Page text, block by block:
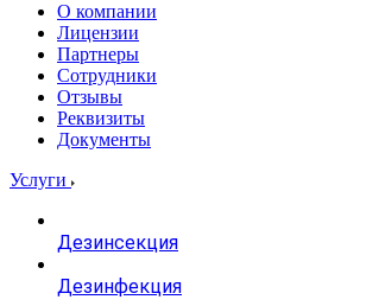
О компании
Лицензии
Партнеры
Сотрудники
Отзывы
Реквизиты
Документы
Услуги
Дезинсекция
Дезинфекция